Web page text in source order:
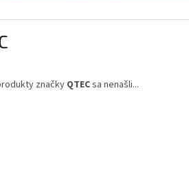
značkyQTECsa nenašli...